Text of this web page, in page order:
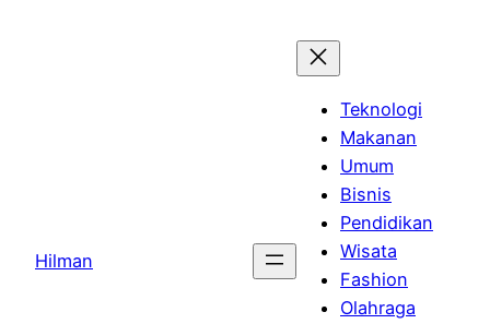
Hilman
Teknologi
Makanan
Umum
Bisnis
Pendidikan
Wisata
Fashion
Olahraga